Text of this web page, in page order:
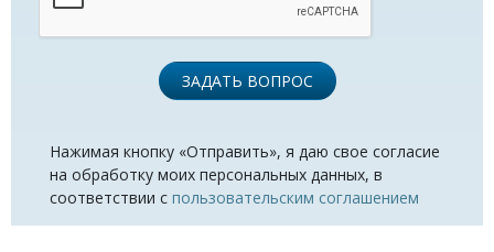
ЗАДАТЬ ВОПРОС
Нажимая кнопку «Отправить», я даю свое согласие
на обработку моих персональных данных, в
соответствии с пользовательским соглашением